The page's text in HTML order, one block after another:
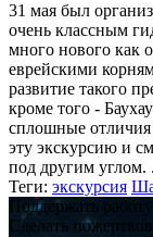
31 мая был
очень классным
много нового как
еврейскими
развитие такого
кроме того -
сплошные отличия
эту экскурсию и
под другим углом.
Теги: экскурсия
Поддержать
Сделать